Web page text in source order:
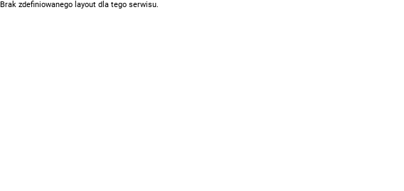
Brak zdefiniowanego layout dla tego serwisu.